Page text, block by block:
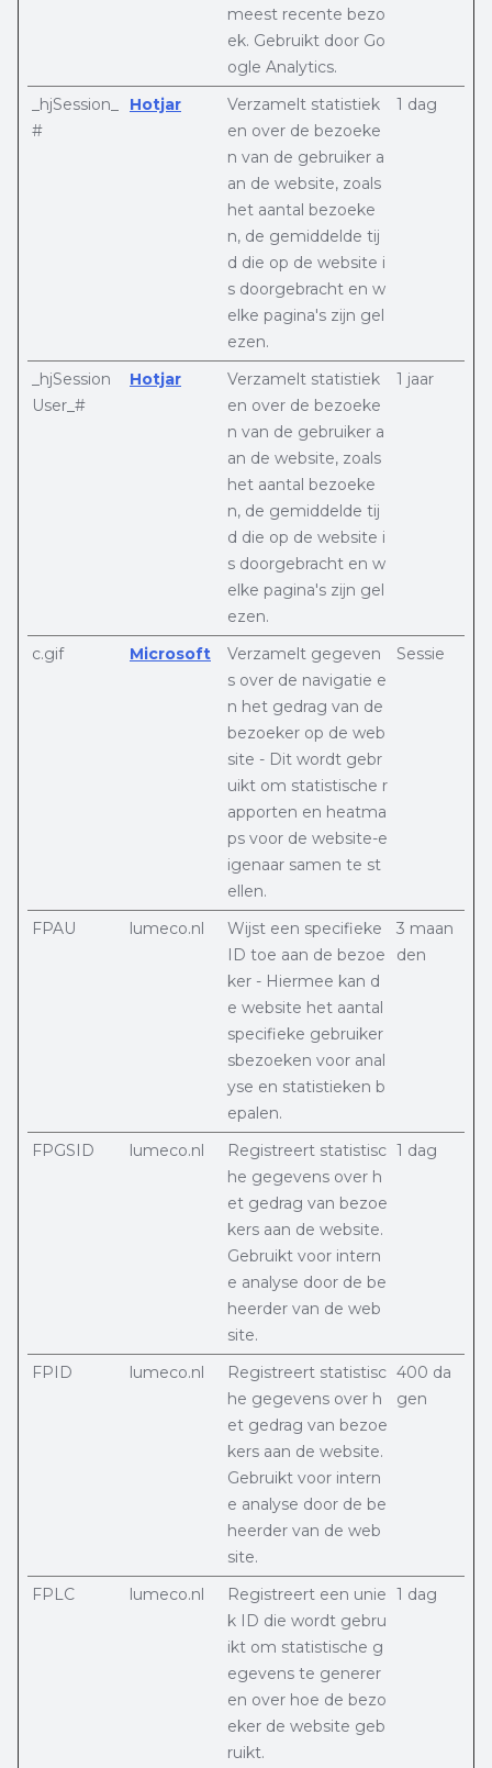
meest recente bezo
ek. Gebruikt door Go
ogle Analytics.
_hjSession_
#
Hotjar
Verzamelt statistiek
en over de bezoeke
n van de gebruiker a
an de website, zoals
het aantal bezoeke
n, de gemiddelde tij
d die op de website i
s doorgebracht en w
elke pagina's zijn gel
ezen.
1 dag
_hjSession
User_#
Hotjar
Verzamelt statistiek
en over de bezoeke
n van de gebruiker a
an de website, zoals
het aantal bezoeke
n, de gemiddelde tij
d die op de website i
s doorgebracht en w
elke pagina's zijn gel
ezen.
1 jaar
c.gif Microsoft
Verzamelt gegeven
s over de navigatie e
n het gedrag van de
bezoeker op de web
site - Dit wordt gebr
uikt om statistische r
apporten en heatma
ps voor de website-e
igenaar samen te st
ellen.
Sessie
FPAU lumeco.nl
Wijst een specifieke
ID toe aan de bezoe
ker - Hiermee kan d
e website het aantal
specifieke gebruiker
sbezoeken voor anal
yse en statistieken b
epalen.
3 maan
den
FPGSID lumeco.nl
Registreert statistisc
he gegevens over h
et gedrag van bezoe
kers aan de website.
Gebruikt voor intern
e analyse door de be
heerder van de web
site.
1 dag
FPID lumeco.nl
Registreert statistisc
he gegevens over h
et gedrag van bezoe
kers aan de website.
Gebruikt voor intern
e analyse door de be
heerder van de web
site.
400 da
gen
FPLC lumeco.nl
Registreert een unie
k ID die wordt gebru
ikt om statistische g
egevens te generer
en over hoe de bezo
eker de website geb
ruikt.
1 dag